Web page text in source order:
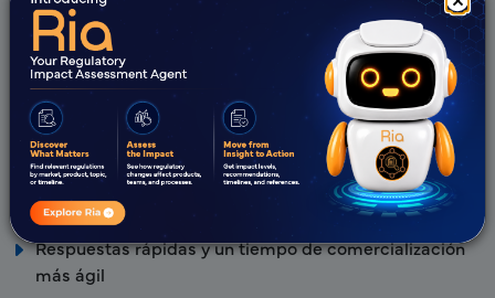
Representación en el país
Ventajas de Freyr
Equipo reglamentario experto con probada
experiencia en RA.
Enfoque proactivo y colaborativo
Respuestas rápidas y un tiempo de comercialización
más ágil